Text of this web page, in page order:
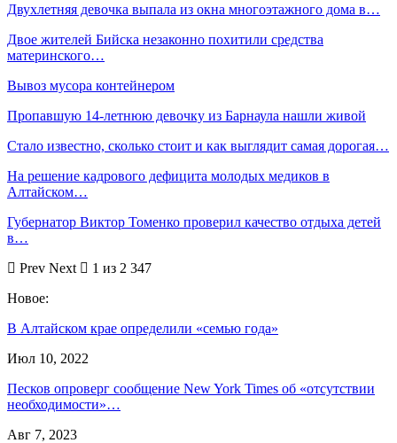
Двухлетняя девочка выпала из окна многоэтажного дома в…
Двое жителей Бийска незаконно похитили средства
материнского…
Вывоз мусора контейнером
Пропавшую 14-летнюю девочку из Барнаула нашли живой
Стало известно, сколько стоит и как выглядит самая дорогая…
На решение кадрового дефицита молодых медиков в
Алтайском…
Губернатор Виктор Томенко проверил качество отдыха детей
в…
Prev Next
1 из 2 347
Новое:
В Алтайском крае определили «семью года»
Июл 10, 2022
Песков опроверг сообщение New York Times об «отсутствии
необходимости»…
Авг 7, 2023